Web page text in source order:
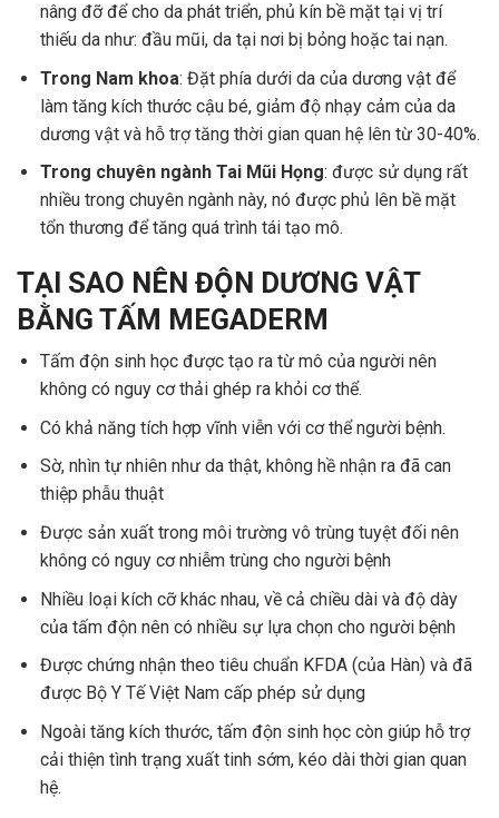
nâng đỡ để cho da phát triển, phủ kín bề mặt tại vị trí
thiếu da như: đầu mũi, da tại nơi bị bỏng hoặc tai nạn.
Trong Nam khoa: Đặt phía dưới da của dương vật để
làm tăng kích thước cậu bé, giảm độ nhạy cảm của da
dương vật và hỗ trợ tăng thời gian quan hệ lên từ 30-40%.
Trong chuyên ngành Tai Mũi Họng: được sử dụng rất
nhiều trong chuyên ngành này, nó được phủ lên bề mặt
tổn thương để tăng quá trình tái tạo mô.
TẠI SAO NÊN ĐỘN DƯƠNG VẬT
BẰNG TẤM MEGADERM
Tấm độn sinh học được tạo ra từ mô của người nên
không có nguy cơ thải ghép ra khỏi cơ thể.
Có khả năng tích hợp vĩnh viễn với cơ thể người bệnh.
Sờ, nhìn tự nhiên như da thật, không hề nhận ra đã can
thiệp phẫu thuật
Được sản xuất trong môi trường vô trùng tuyệt đối nên
không có nguy cơ nhiễm trùng cho người bệnh
Nhiều loại kích cỡ khác nhau, về cả chiều dài và độ dày
của tấm độn nên có nhiều sự lựa chọn cho người bệnh
Được chứng nhận theo tiêu chuẩn KFDA (của Hàn) và đã
được Bộ Y Tế Việt Nam cấp phép sử dụng
Ngoài tăng kích thước, tấm độn sinh học còn giúp hỗ trợ
cải thiện tình trạng xuất tinh sớm, kéo dài thời gian quan
hệ.